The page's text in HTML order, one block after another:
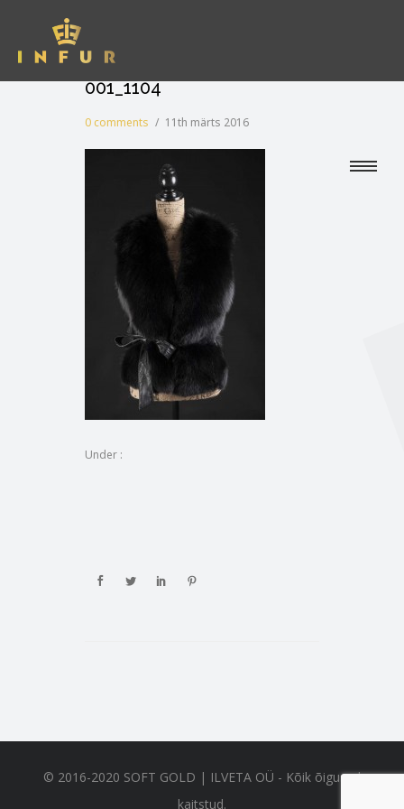
001_1104
0 comments / 11th märts 2016
Under :
© 2016-2020 SOFT GOLD | ILVETA OÜ - Kõik õigused
kaitstud.